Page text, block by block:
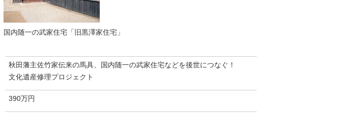
国内随一の武家住宅「旧黒澤家住宅」
秋田藩主佐竹家伝来の馬具、国内随一の武家住宅などを後世につなぐ！
文化遺産修理プロジェクト
390万円